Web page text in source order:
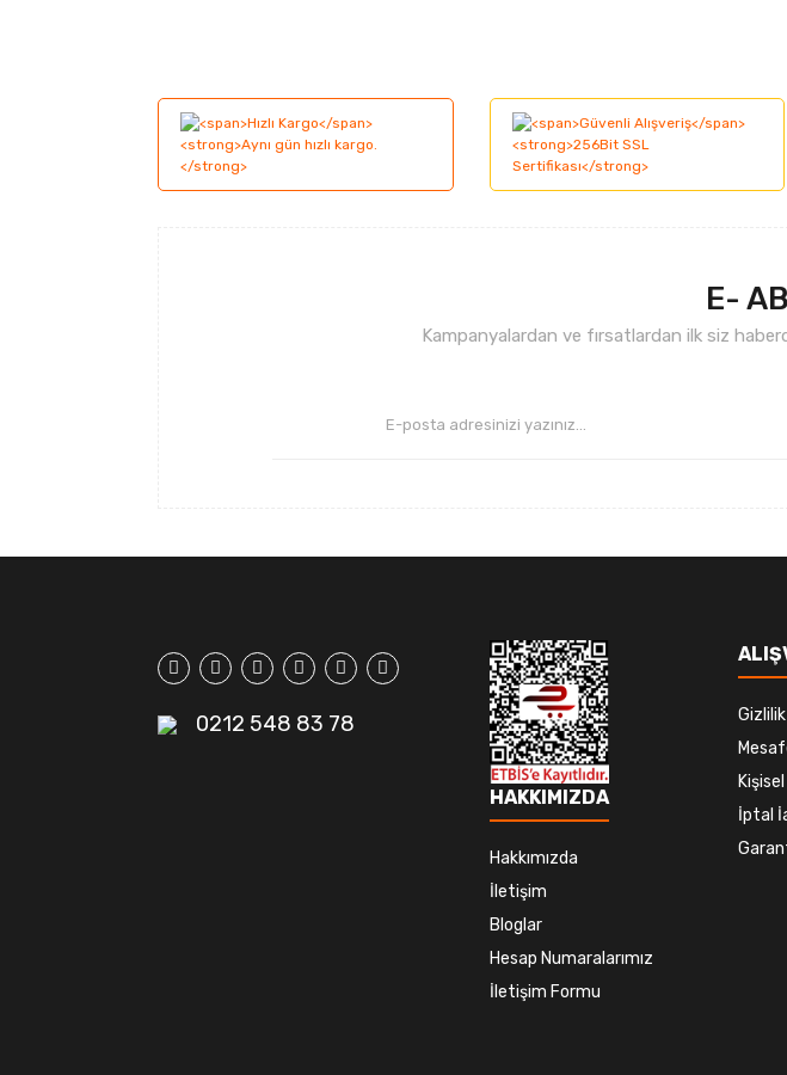
Ürün resmi kalitesiz, bozuk veya görüntülenemiyor.
Ürün açıklamasında eksik bilgiler bulunuyor.
E-
Kampanyalardan ve fırsatlardan ilk siz
0212 548 83 78
HAKKIMIZDA
Hakkımızda
İletişim
Bloglar
Hesap Numaralarımız
İletişim Formu
İptal